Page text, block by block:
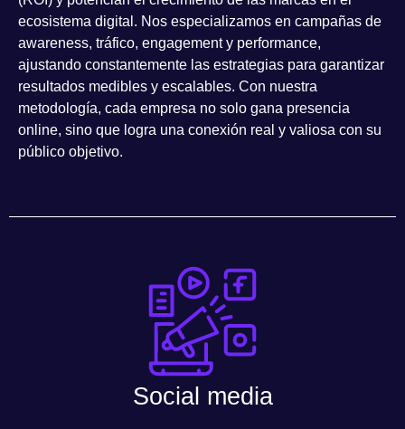
ecosistema digital. Nos especializamos en campañas de
awareness, tráfico, engagement y performance,
ajustando constantemente las estrategias para garantizar
resultados medibles y escalables. Con nuestra
metodología, cada empresa no solo gana presencia
online, sino que logra una conexión real y valiosa con su
público objetivo.
Social media